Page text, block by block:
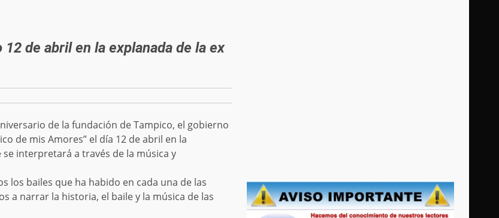
de abril en la explanada de la ex
de la fundación de Tampico, el gobierno
de mis Amores” el día 12 de abril en la
interpretará a través de la música y
los bailes que ha habido en cada una de las
a narrar la historia, el baile y la música de las